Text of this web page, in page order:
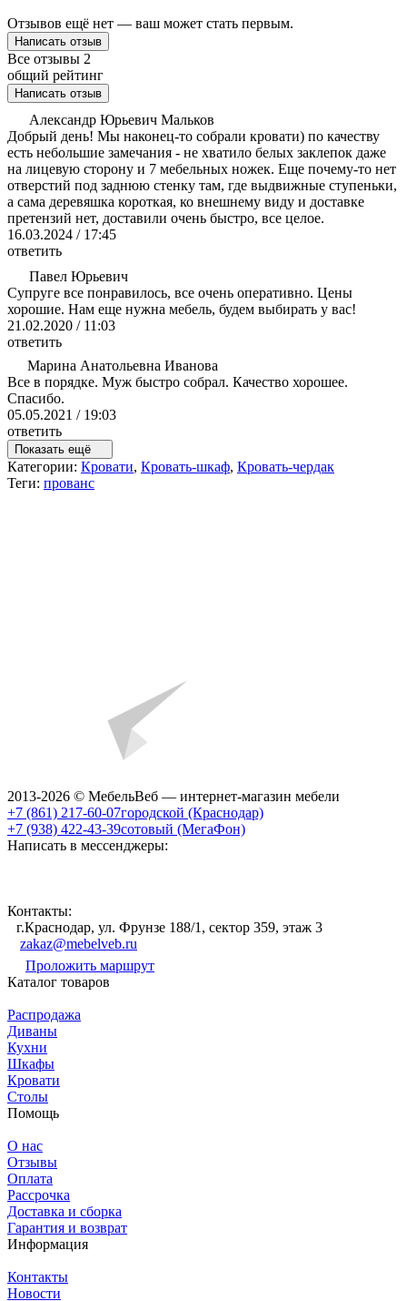
Отзывов ещё нет — ваш может стать первым.
Написать отзыв
Все отзывы 2
общий рейтинг
Написать отзыв
Александр Юрьевич Мальков
Добрый день! Мы наконец-то собрали кровати) по качеству
есть небольшие замечания - не хватило белых заклепок даже
на лицевую сторону и 7 мебельных ножек. Еще почему-то нет
отверстий под заднюю стенку там, где выдвижные ступеньки,
а сама деревяшка короткая, ко внешнему виду и доставке
претензий нет, доставили очень быстро, все целое.
16.03.2024 / 17:45
ответить
Павел Юрьевич
Супруге все понравилось, все очень оперативно. Цены
хорошие. Нам еще нужна мебель, будем выбирать у вас!
21.02.2020 / 11:03
ответить
Марина Анатольевна Иванова
Все в порядке. Муж быстро собрал. Качество хорошее.
Спасибо.
05.05.2021 / 19:03
ответить
Показать ещё
Категории: Кровати, Кровать-шкаф, Кровать-чердак
Теги: прованс
2013-2026 © МебельВеб — интернет-магазин мебели
+7 (861) 217-60-07городской (Краснодар)
+7 (938) 422-43-39сотовый (МегаФон)
Написать в мессенджеры:
Контакты:
г.Краснодар, ул. Фрунзе 188/1, сектор 359, этаж 3
zakaz@mebelveb.ru
Проложить маршрут
Каталог товаров
Распродажа
Диваны
Кухни
Шкафы
Кровати
Столы
Помощь
О нас
Отзывы
Оплата
Рассрочка
Доставка и сборка
Гарантия и возврат
Информация
Контакты
Новости